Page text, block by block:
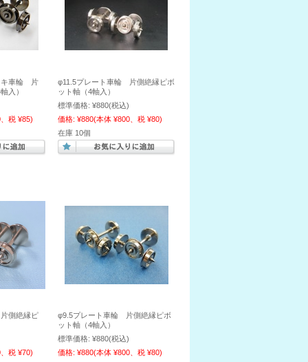
キ車輪 片
入）
税 ¥85)
φ11.5プレート車輪 片側絶縁ピボ
ット軸（4軸入）
標準価格: ¥880(税込)
価格: ¥880(本体 ¥800、税 ¥80)
在庫 10個
側絶縁ピ
税 ¥70)
φ9.5プレート車輪 片側絶縁ピボ
ット軸（4軸入）
標準価格: ¥880(税込)
価格: ¥880(本体 ¥800、税 ¥80)